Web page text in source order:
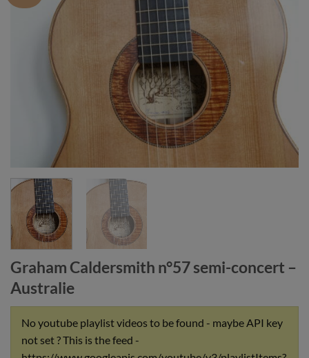
Graham Caldersmith n°57 semi-concert –
Australie
No youtube playlist videos to be found - maybe API key
not set ? This is the feed -